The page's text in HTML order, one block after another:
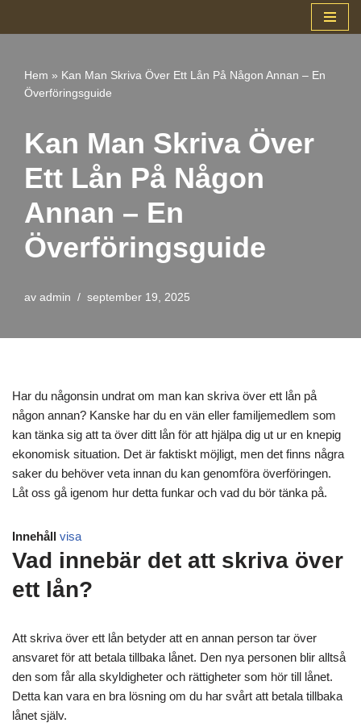
innehåll
Hem » Kan Man Skriva Över Ett Lån På Någon Annan – En
Överföringsguide
Kan Man Skriva Över
Ett Lån På Någon
Annan – En
Överföringsguide
av admin september 19, 2025
Har du någonsin undrat om man kan skriva över ett lån på
någon annan? Kanske har du en vän eller familjemedlem som
kan tänka sig att ta över ditt lån för att hjälpa dig ut ur en knepig
ekonomisk situation. Det är faktiskt möjligt, men det finns några
saker du behöver veta innan du kan genomföra överföringen.
Låt oss gå igenom hur detta funkar och vad du bör tänka på.
Innehåll visa
Vad innebär det att skriva över
ett lån?
Att skriva över ett lån betyder att en annan person tar över
ansvaret för att betala tillbaka lånet. Den nya personen blir alltså
den som får alla skyldigheter och rättigheter som hör till lånet.
Detta kan vara en bra lösning om du har svårt att betala tillbaka
lånet själv.